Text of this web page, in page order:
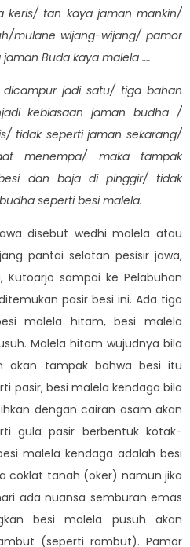
keris/ tan kaya jaman mankin/
mulane wijang-wijang/ pamor
Buda kaya malela ….
dicampur jadi satu/ tiga bahan
kebiasaan jaman budha /
tidak seperti jaman sekarang/
menempa/ maka tampak
dan baja di pinggir/ tidak
seperti besi malela.
disebut wedhi malela atau
pantai selatan pesisir jawa,
sampai ke Pelabuhan
pasir besi ini. Ada tiga
malela hitam, besi malela
Malela hitam wujudnya bila
akan tampak bahwa besi itu
pasir, besi malela kendaga bila
dengan cairan asam akan
gula pasir berbentuk kotak-
malela kendaga adalah besi
coklat tanah (oker) namun jika
ada nuansa semburan emas
besi malela pusuh akan
(seperti rambut). Pamor